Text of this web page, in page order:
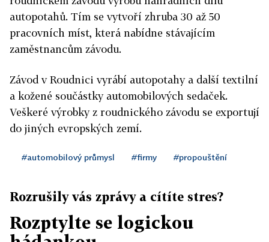
autopotahů. Tím se vytvoří zhruba 30 až 50
pracovních míst, která nabídne stávajícím
zaměstnancům závodu.
Závod v Roudnici vyrábí autopotahy a další textilní
a kožené součástky automobilových sedaček.
Veškeré výrobky z roudnického závodu se exportují
do jiných evropských zemí.
#automobilový průmysl #firmy #propouštění
Rozrušily vás zprávy a cítíte stres?
Rozptylte se logickou